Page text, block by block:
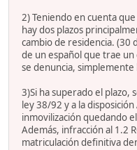
2) Teniendo en cuenta
hay dos plazos
cambio de residencia. (30
de un español que trae un
se denuncia,
3)Si ha superado el plazo,
ley 38/92 y a la
inmovilización quedando
Además, infracción al 1.2
matriculación definitiva